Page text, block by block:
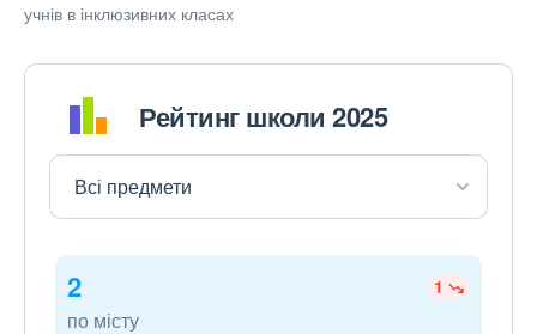
учнів в інклюзивних класах
Рейтинг школи 2025
2 1
по місту